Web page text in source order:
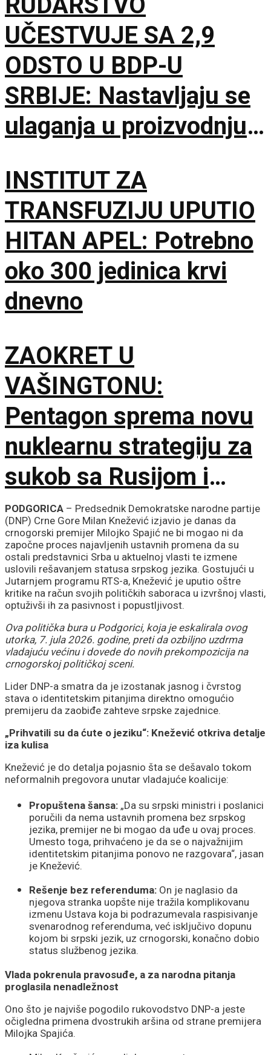
UČESTVUJE SA 2,9
ODSTO U BDP-U
SRBIJE: Nastavljaju se
ulaganja u proizvodnju
INSTITUT ZA
TRANSFUZIJU UPUTIO
HITAN APEL: Potrebno
oko 300 jedinica krvi
dnevno
ZAOKRET U
VAŠINGTONU:
Pentagon sprema novu
nuklearnu strategiju za
sukob sa Rusijom i
Kinom
PODGORICA – Predsednik Demokratske narodne partije
(DNP) Crne Gore Milan Knežević izjavio je danas da
crnogorski premijer Milojko Spajić ne bi mogao ni da
započne proces najavljenih ustavnih promena da su
ostali predstavnici Srba u aktuelnoj vlasti te izmene
uslovili rešavanjem statusa srpskog jezika. Gostujući u
Jutarnjem programu RTS-a, Knežević je uputio oštre
kritike na račun svojih političkih saboraca u izvršnoj vlasti,
optuživši ih za pasivnost i popustljivost.
Ova politička bura u Podgorici, koja je eskalirala ovog
utorka, 7. jula 2026. godine, preti da ozbiljno uzdrma
vladajuću većinu i dovede do novih prekompozicija na
crnogorskoj političkoj sceni.
Lider DNP-a smatra da je izostanak jasnog i čvrstog
stava o identitetskim pitanjima direktno omogućio
premijeru da zaobiđe zahteve srpske zajednice.
„Prihvatili su da ćute o jeziku“: Knežević otkriva detalje
iza kulisa
Knežević je do detalja pojasnio šta se dešavalo tokom
neformalnih pregovora unutar vladajuće koalicije:
Propuštena šansa: „Da su srpski ministri i poslanici
poručili da nema ustavnih promena bez srpskog
jezika, premijer ne bi mogao da uđe u ovaj proces.
Umesto toga, prihvaćeno je da se o najvažnijim
identitetskim pitanjima ponovo ne razgovara“, jasan
je Knežević.
Rešenje bez referenduma: On je naglasio da
njegova stranka uopšte nije tražila komplikovanu
izmenu Ustava koja bi podrazumevala raspisivanje
svenarodnog referenduma, već isključivo dopunu
kojom bi srpski jezik, uz crnogorski, konačno dobio
status službenog jezika.
Vlada pokrenula pravosuđe, a za narodna pitanja
proglasila nenadležnost
Ono što je najviše pogodilo rukovodstvo DNP-a jeste
očigledna primena dvostrukih aršina od strane premijera
Milojka Spajića.